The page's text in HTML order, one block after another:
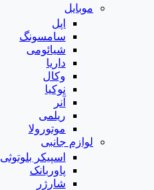
موبایل
اپل
سامسونگ
شیائومی
داریا
وکال
نوکیا
آنر
ریلمی
موتورولا
لوازم جانبی
اسپیکر بلوتوثی
پاوربانک
شارژر